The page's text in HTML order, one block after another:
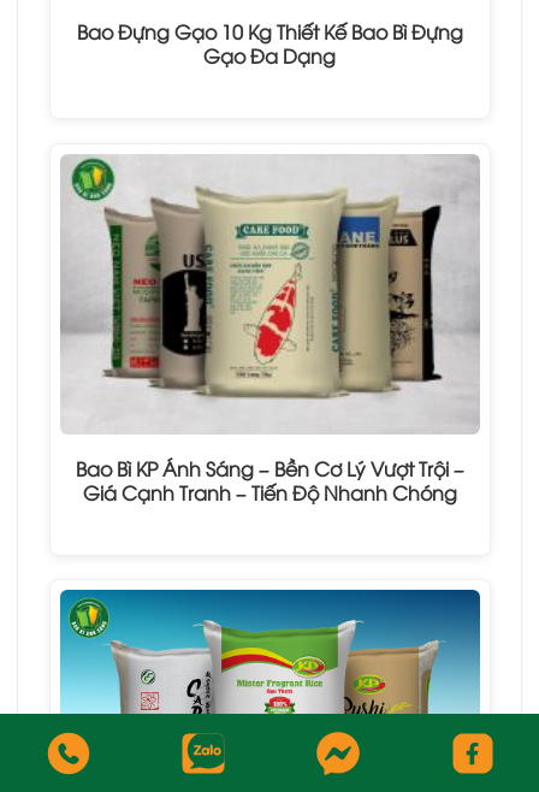
Bao Đựng Gạo 10 Kg Thiết Kế Bao Bì Đựng
Gạo Đa Dạng
Bao Bì KP Ánh Sáng – Bền Cơ Lý Vượt Trội –
Giá Cạnh Tranh – Tiến Độ Nhanh Chóng